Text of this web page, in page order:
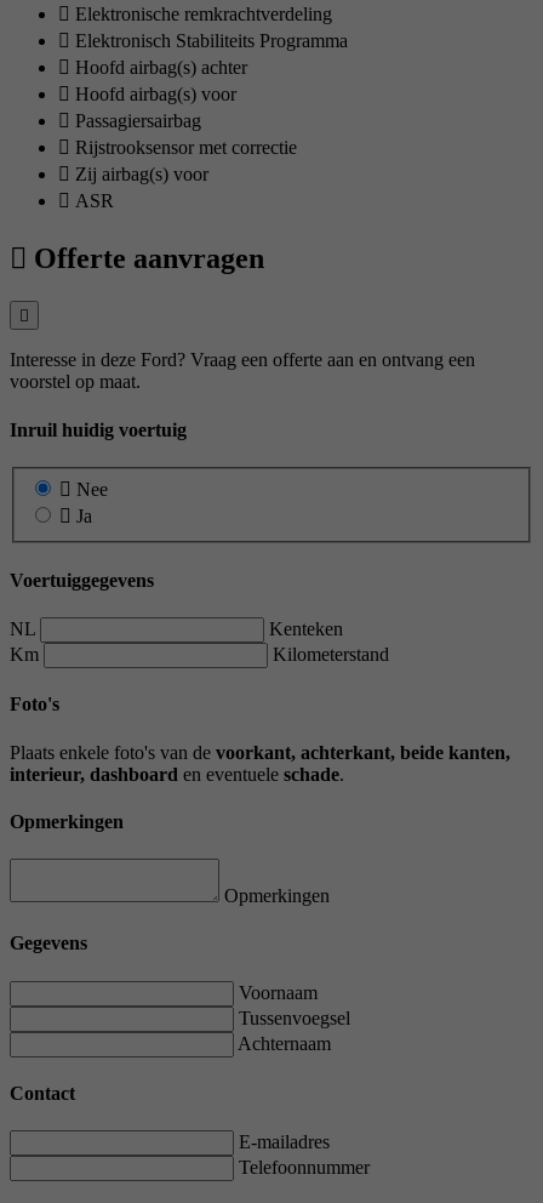
Elektronische remkrachtverdeling
Elektronisch Stabiliteits Programma
Hoofd airbag(s) achter
Hoofd airbag(s) voor
Passagiersairbag
Rijstrooksensor met correctie
Zij airbag(s) voor
ASR
Offerte aanvragen
Interesse in deze Ford? Vraag een offerte aan en ontvang een
voorstel op maat.
Inruil huidig voertuig
Nee
Ja
Voertuiggegevens
NL
Kenteken
Km
Kilometerstand
Foto's
Plaats enkele foto's van de voorkant, achterkant, beide kanten,
interieur, dashboard en eventuele schade.
Opmerkingen
Opmerkingen
Gegevens
Voornaam
Tussenvoegsel
Achternaam
Contact
E-mailadres
Telefoonnummer